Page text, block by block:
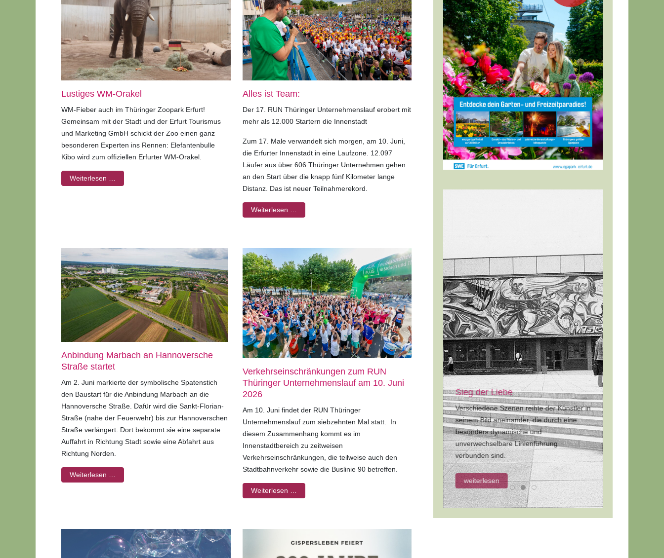
Lustiges WM-Orakel
WM-Fieber auch im Thüringer Zoopark Erfurt!
Gemeinsam mit der Stadt und der Erfurt Tourismus
und Marketing GmbH schickt der Zoo einen ganz
besonderen Experten ins Rennen: Elefantenbulle
Kibo wird zum offiziellen Erfurter WM-Orakel.
Weiterlesen …
Alles ist Team:
Der 17. RUN Thüringer Unternehmenslauf erobert mit
mehr als 12.000 Startern die Innenstadt
Zum 17. Male verwandelt sich morgen, am 10. Juni,
die Erfurter Innenstadt in eine Laufzone. 12.097
Läufer aus über 606 Thüringer Unternehmen gehen
an den Start über die knapp fünf Kilometer lange
Distanz. Das ist neuer Teilnahmerekord.
Weiterlesen …
Anbindung Marbach an Hannoversche
Straße startet
Am 2. Juni markierte der symbolische Spatenstich
den Baustart für die Anbindung Marbach an die
Hannoversche Straße. Dafür wird die Sankt-Florian-
Straße (nahe der Feuerwehr) bis zur Hannoverschen
Straße verlängert. Dort bekommt sie eine separate
Auffahrt in Richtung Stadt sowie eine Abfahrt aus
Richtung Norden.
Weiterlesen …
Verkehrseinschränkungen zum RUN
Thüringer Unternehmenslauf am 10. Juni
2026
Am 10. Juni findet der RUN Thüringer
Unternehmenslauf zum siebzehnten Mal statt.
In
diesem Zusammenhang kommt es im
Innenstadtbereich zu zeitweisen
Verkehrseinschränkungen, die teilweise auch den
Stadtbahnverkehr sowie die Buslinie 90 betreffen.
Weiterlesen …
Sieg der Liebe
Verschiedene Szenen reihte der Künstler in
seinem Bild aneinander, die durch eine
besonders dynamische und
unverwechselbare Linienführung
verbunden sind.
weiterlesen